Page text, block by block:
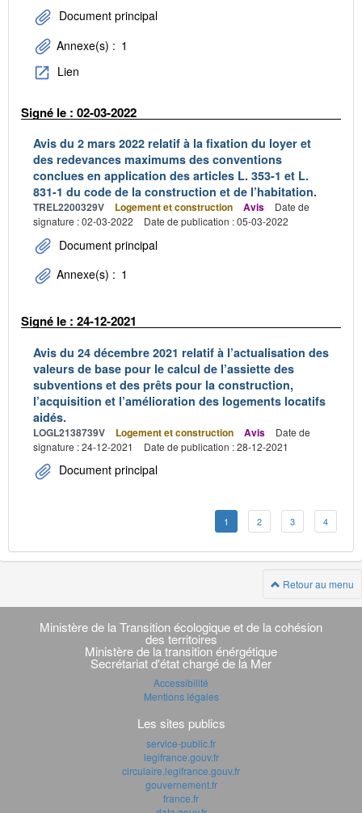
Document principal
Annexe(s) : 1
Lien
Signé le : 02-03-2022
Avis du 2 mars 2022 relatif à la fixation du loyer et
des redevances maximums des conventions
conclues en application des articles L. 353-1 et L.
831-1 du code de la construction et de l’habitation.
TREL2200329V Logement et construction Avis
Date de
signature : 02-03-2022
Date de publication : 05-03-2022
Document principal
Annexe(s) : 1
Signé le : 24-12-2021
Avis du 24 décembre 2021 relatif à l’actualisation des
valeurs de base pour le calcul de l’assiette des
subventions et des prêts pour la construction,
l’acquisition et l’amélioration des logements locatifs
aidés.
LOGL2138739V Logement et construction Avis
Date de
signature : 24-12-2021
Date de publication : 28-12-2021
Document principal
1 2 3 4
Retour au menu
Navigation
transverse
Ministère de la Transition écologique et de la cohésion
des territoires
Ministère de la transition énérgétique
Secrétariat d'état chargé de la Mer
Accessibilité
Mentions légales
Les sites publics
service-public.fr
legifrance.gouv.fr
circulaire.legifrance.gouv.fr
gouvernement.fr
france.fr